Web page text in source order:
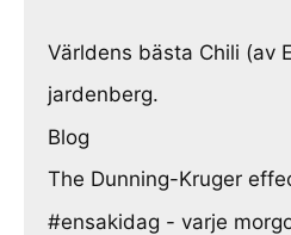
Världens bästa Chili (av
jardenberg.
Blog
The Dunning-Kruger
#ensakidag - varje